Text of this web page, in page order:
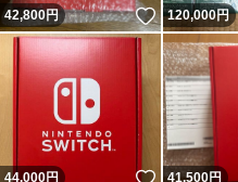
42,800円 いいね！
120,000円
44,000円 41,500円